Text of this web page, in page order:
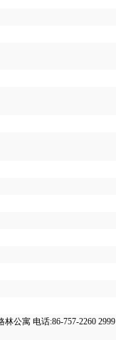
公寓 电话:86-757-2260 2999